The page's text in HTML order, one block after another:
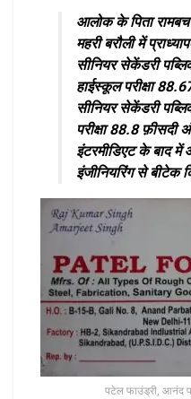
आलोक के पिता
महरी बरौली में
सीनियर सेकेंडरी
हाईस्कूल परीक्षा
सीनियर सेकेंडरी
परीक्षा 88.8 फ़ीसदी
इंटरमीडिएट के बाद
इंजीनियरिंग से बीटेक
पटेल फाउंड्री, आनंद